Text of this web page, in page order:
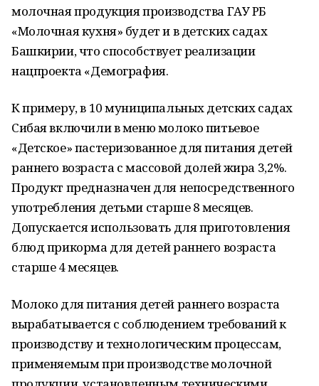
молочная продукция производства ГАУ РБ
«Молочная кухня» будет и в детских садах
Башкирии, что способствует реализации
нацпроекта «Демография.
К примеру, в 10 муниципальных детских садах
Сибая включили в меню молоко питьевое
«Детское» пастеризованное для питания детей
раннего возраста с массовой долей жира 3,2%.
Продукт предназначен для непосредственного
употребления детьми старше 8 месяцев.
Допускается использовать для приготовления
блюд прикорма для детей раннего возраста
старше 4 месяцев.
Молоко для питания детей раннего возраста
вырабатывается с соблюдением требований к
производству и технологическим процессам,
применяемым при производстве молочной